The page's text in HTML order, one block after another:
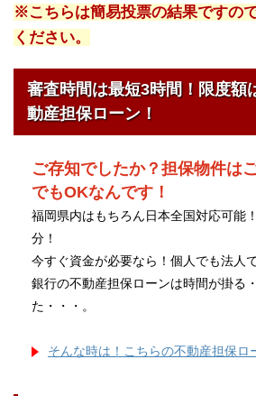
※こちらは簡易投票の結果ですの
ください。
審査時間は最短3時間！限度額
動産担保ローン！
ご存知でしたか？担保物件は
でもOKなんです！
福岡県内はもちろん日本全国対応可能
分！
今すぐ資金が必要なら！個人でも法人
銀行の不動産担保ローンは時間が掛る
た・・・。
そんな時は！こちらの不動産担保ロ